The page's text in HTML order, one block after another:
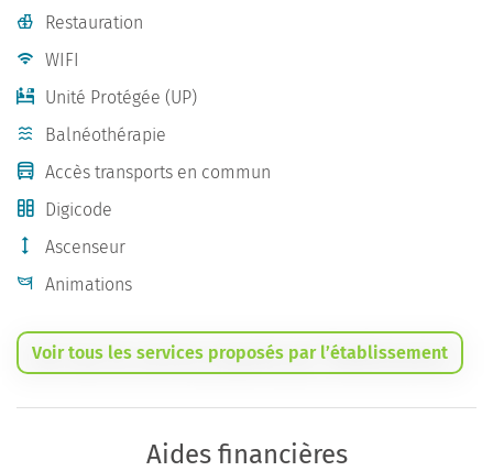
Restauration
WIFI
Unité Protégée (UP)
Balnéothérapie
Accès transports en commun
Digicode
Ascenseur
Animations
Voir tous les services proposés par l’établissement
Aides financières